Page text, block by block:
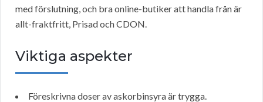
med förslutning, och bra online-butiker att handla från är
allt-fraktfritt, Prisad och CDON.
Viktiga aspekter
Föreskrivna doser av askorbinsyra är trygga.